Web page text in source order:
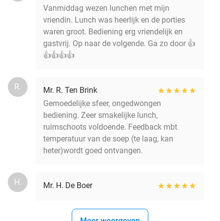
Vanmiddag wezen lunchen met mijn
vriendin. Lunch was heerlijk en de porties
waren groot. Bediening erg vriendelijk en
gastvrij. Op naar de volgende. Ga zo door 👍
👍👍👍👍
R.
Mr. R. Ten Brink
Gemoedelijke sfeer, ongedwongen
bediening. Zeer smakelijke lunch,
ruimschoots voldoende. Feedback mbt
temperatuur van de soep (te laag, kan
heter)wordt goed ontvangen.
H. Mr. H. De Boer